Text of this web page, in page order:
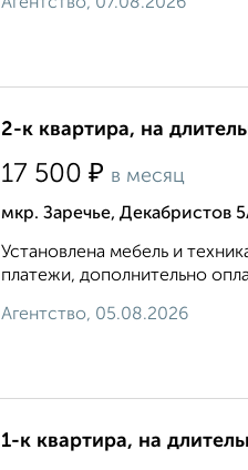
Агентство, 07.08.2026
2-к квартира, на
17 500 ₽ в месяц
мкр. Заречье, Декабристов
Установлена мебель и
платежи, дополнительно
Агентство, 05.08.2026
1-к квартира, на